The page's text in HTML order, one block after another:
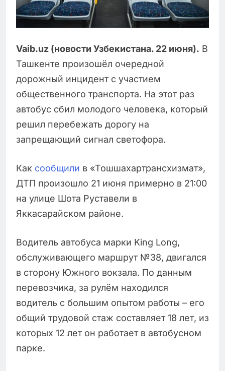
Vaib.uz (новости Узбекистана. 22 июня). В
Ташкенте произошёл очередной
дорожный инцидент с участием
общественного транспорта. На этот раз
автобус сбил молодого человека, который
решил перебежать дорогу на
запрещающий сигнал светофора.
Как сообщили в «Тошшахартрансхизмат»,
ДТП произошло 21 июня примерно в 21:00
на улице Шота Руставели в
Яккасарайском районе.
Водитель автобуса марки King Long,
обслуживающего маршрут №38, двигался
в сторону Южного вокзала. По данным
перевозчика, за рулём находился
водитель с большим опытом работы – его
общий трудовой стаж составляет 18 лет, из
которых 12 лет он работает в автобусном
парке.